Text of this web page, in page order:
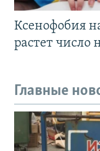
Ксенофобия
растет число
Главные